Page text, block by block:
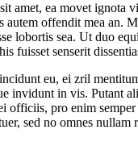
amet, ea movet ignota
autem offendit mea an.
lobortis sea. Ut duo
fuisset senserit
eu, ei zril
invidunt in vis. Putant
officiis, pro enim
sed no omnes nullam